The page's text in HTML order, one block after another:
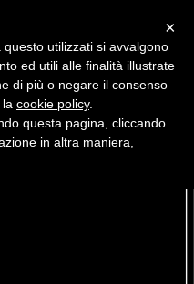
×
utilizzati si avvalgono
ed utili alle finalità illustrate
di più o negare il consenso
cookie policy.
questa pagina, cliccando
in altra maniera,